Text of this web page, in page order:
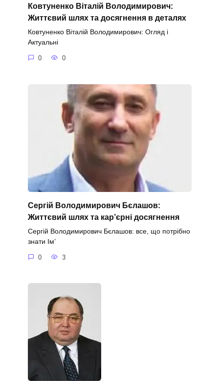
Ковтуненко Віталій Володимирович:
Життєвий шлях та досягнення в деталях
Ковтуненко Віталій Володимирович: Огляд і
Актуальні
0 0
Сергій Володимирович Бєлашов:
Життєвий шлях та кар’єрні досягнення
Сергій Володимирович Бєлашов: все, що потрібно
знати Ім’
0 3